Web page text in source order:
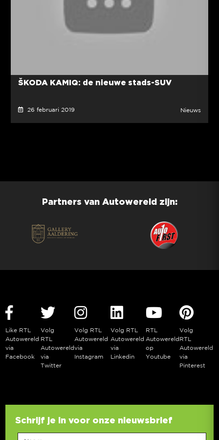
ŠKODA KAMIQ: de nieuwe stads-SUV
26 februari 2019 Nieuws
Partners van Autowereld zijn:
Like RTL
Autowereld
via
Facebook
Volg
RTL
Autowereld
via
Twitter
Volg RTL
Autowereld
via
Instagram
Volg RTL
Autowereld
via
Linkedin
RTL
Autowereld
op
Youtube
Volg
RTL
Autowereld
via
Pinterest
Schrijf je in voor onze nieuwsbrief